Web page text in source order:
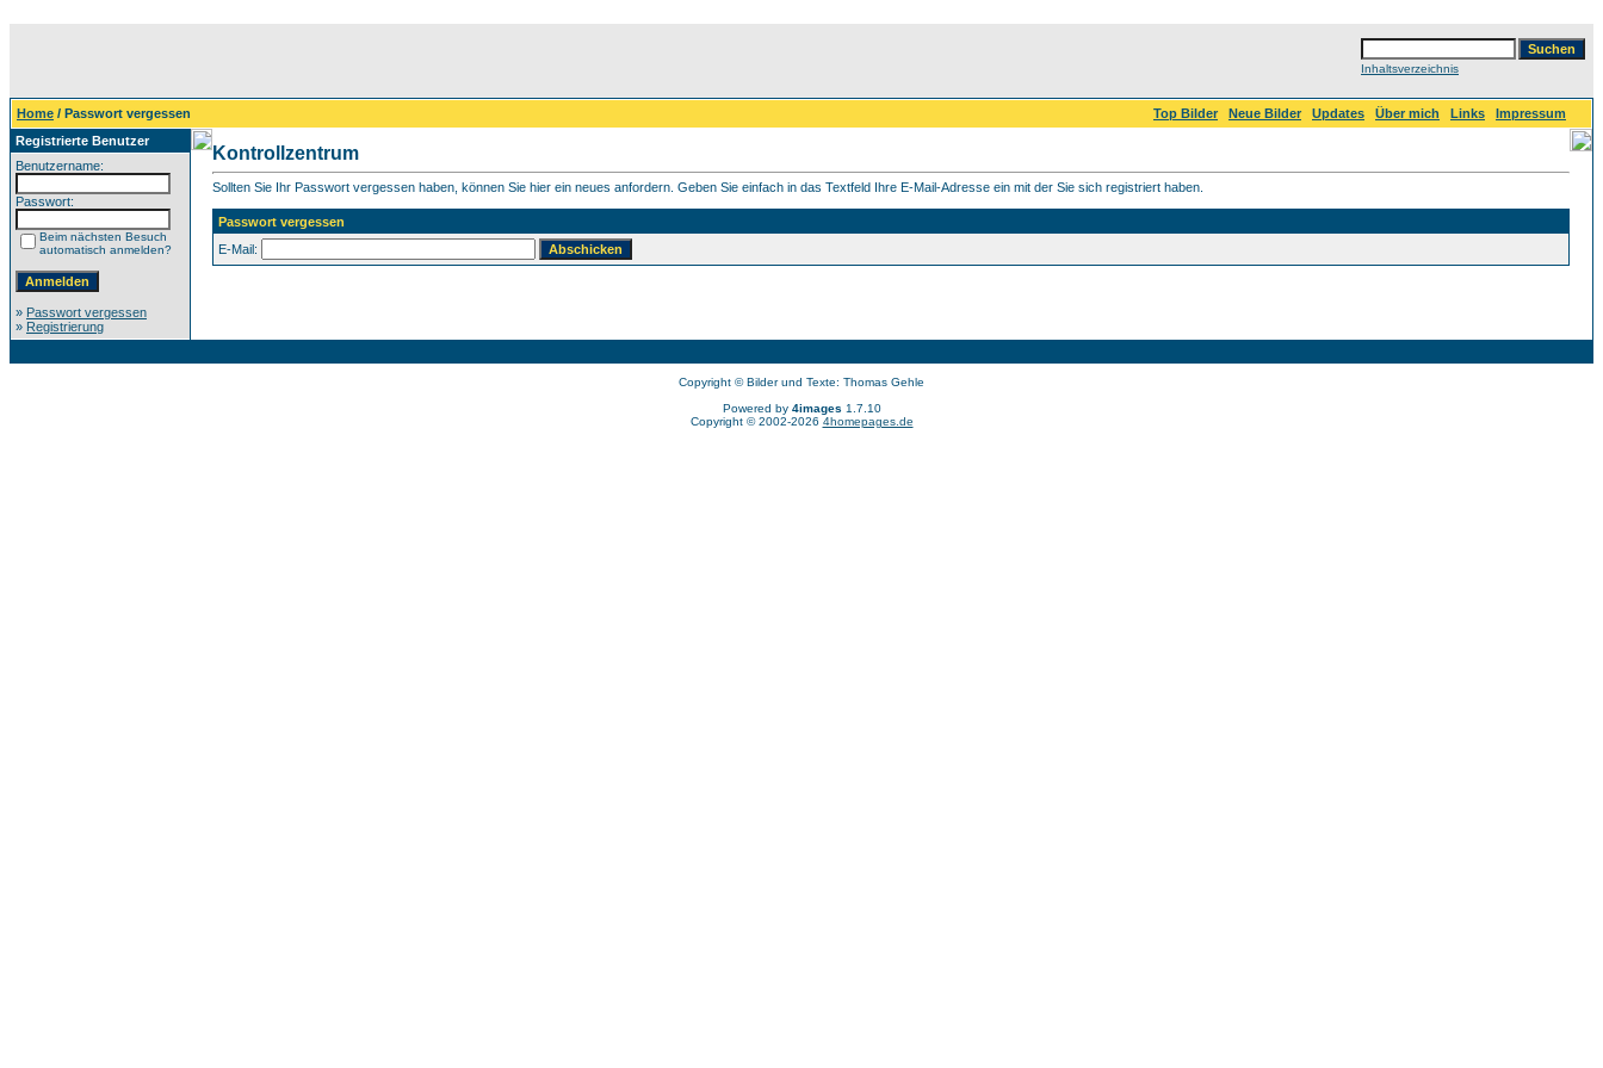
Inhaltsverzeichnis
Home / Passwort vergessen Top Bilder Neue Bilder Updates Über mich Links
Impressum
Registrierte Benutzer
Benutzername:
Passwort:
Beim nächsten Besuch
automatisch anmelden?
» Passwort vergessen
» Registrierung
Kontrollzentrum
Sollten Sie Ihr Passwort vergessen haben, können Sie hier ein neues anfordern. Geben Sie einfach in das Textfeld Ihre E-Mail-Adresse ein mit der Sie sich registriert haben.
Passwort vergessen
E-Mail:
Copyright © Bilder und Texte: Thomas Gehle
Powered by 4images 1.7.10
Copyright © 2002-2026 4homepages.de